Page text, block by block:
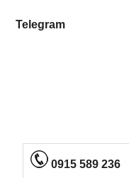
Telegram
0915 589 236